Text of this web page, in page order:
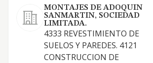
MONTAJES DE ADOQUIN
SANMARTIN, SOCIEDAD
LIMITADA.
4333 REVESTIMIENTO DE
SUELOS Y PAREDES. 4121
CONSTRUCCION DE